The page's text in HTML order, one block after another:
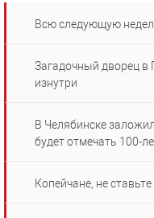
Всю следующую
Загадочный дворец в
изнутри
В Челябинске
будет отмечать 100-
Копейчане, не